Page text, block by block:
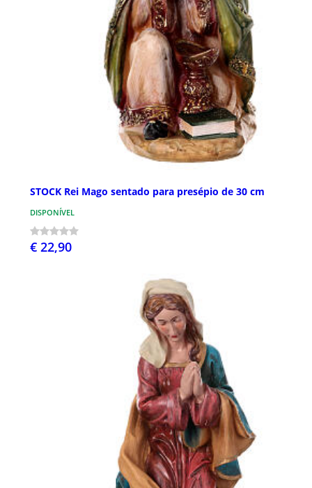
STOCK Rei Mago sentado para presépio de 30 cm
DISPONÍVEL
€ 22,90